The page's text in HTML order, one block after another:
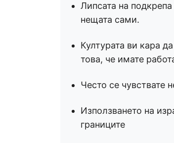
Липсата на
нещата сами.
Културата ви кара
това, че имате
Често се чувствате
Използването на
границите